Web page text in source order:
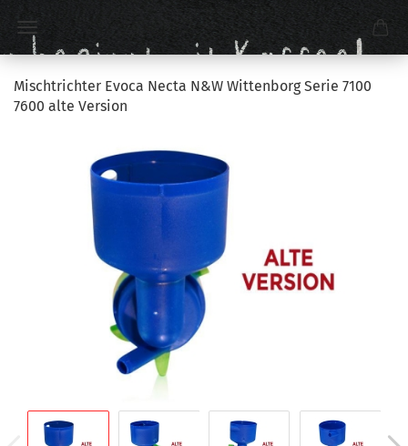
Mischtrichter Evoca Necta N&W Wittenborg Serie 7100
7600 alte Version